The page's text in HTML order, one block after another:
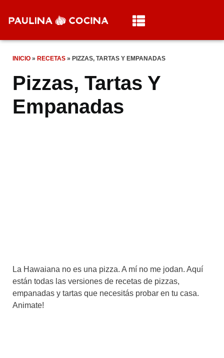
INICIO » RECETAS » PIZZAS, TARTAS Y EMPANADAS
Pizzas, Tartas Y
Empanadas
La Hawaiana no es una pizza. A mí no me jodan. Aquí
están todas las versiones de recetas de pizzas,
empanadas y tartas que necesitás probar en tu casa.
Animate!